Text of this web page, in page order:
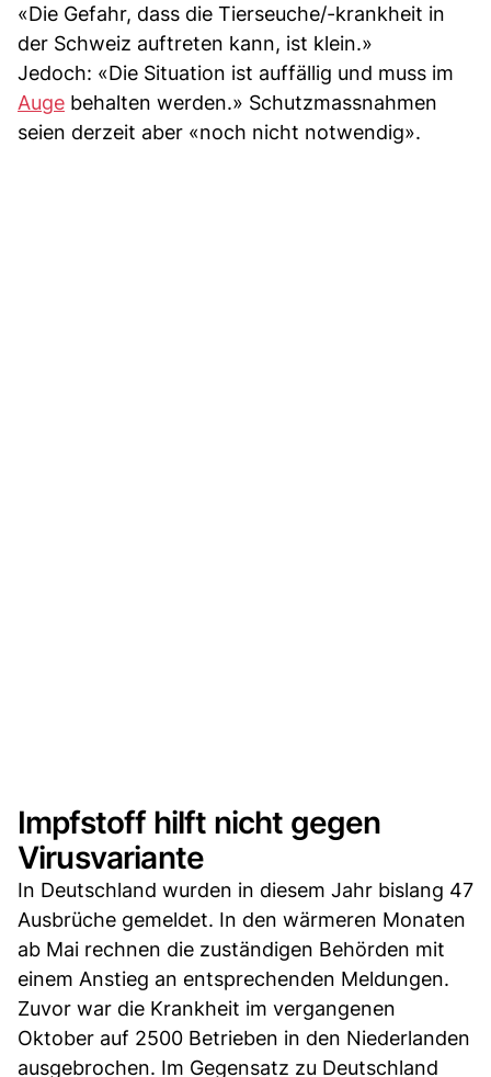
«Die Gefahr, dass die Tierseuche/-krankheit in
der Schweiz auftreten kann, ist klein.»
Jedoch: «Die Situation ist auffällig und muss im
Auge behalten werden.» Schutzmassnahmen
seien derzeit aber «noch nicht notwendig».
Impfstoff hilft nicht gegen
Virusvariante
In Deutschland wurden in diesem Jahr bislang 47
Ausbrüche gemeldet. In den wärmeren Monaten
ab Mai rechnen die zuständigen Behörden mit
einem Anstieg an entsprechenden Meldungen.
Zuvor war die Krankheit im vergangenen
Oktober auf 2500 Betrieben in den Niederlanden
ausgebrochen. Im Gegensatz zu Deutschland